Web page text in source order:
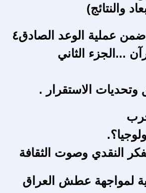
والنتائج)
...الجزء الثاني
وتحديات الاستقرار .
النقدي وصوت الثقافة
لمواجهة عطش العراق